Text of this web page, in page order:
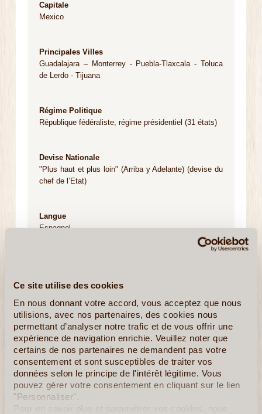
Ce site utilise des cookies
En nous donnant votre accord, vous acceptez que nous
utilisions, avec nos partenaires, des cookies nous
permettant d’analyser notre trafic et de vous offrir une
expérience de navigation enrichie. Veuillez noter que
certains de nos partenaires ne demandent pas votre
consentement et sont susceptibles de traiter vos
données selon le principe de l'intérêt légitime. Vous
pouvez gérer votre consentement en cliquant sur le lien
"Personnaliser".
Pour en savoir plus et paramétrer vos cookies, nous
Capitale
Mexico
Principales Villes
Guadalajara – Monterrey - Puebla-Tlaxcala - Toluca
de Lerdo - Tijuana
Régime Politique
République fédéraliste, régime présidentiel (31 états)
Devise Nationale
"Plus haut et plus loin" (Arriba y Adelante) (devise du
chef de l’Etat)
Langue
Espagnol
GMC/UTC -7 à -9 : - 7 heures toute l'année pour la
partie Centre et Est du pays, – 9 heures pour l'Ouest
Fête(s) Nationale(s)
5 Février – Jour de la Constitution
24 Février - Jour du drapeau mexicain
21 Mars – Natalicio de Benito Juárez
5 Mai - Jour de la victoire de Puebla (les